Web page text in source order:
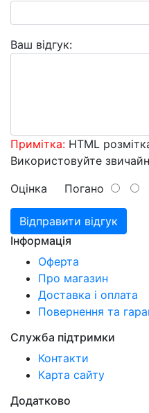
Ваш відгук:
Примітка: HTML
Використовуйте
Оцінка Погано
Відправити відгук
Інформація
Оферта
Про магазин
Доставка і оплата
Повернення та
Служба підтримки
Контакти
Карта сайту
Додатково